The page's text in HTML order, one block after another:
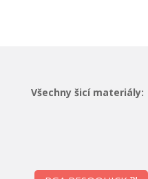
Všechny šicí materiály: